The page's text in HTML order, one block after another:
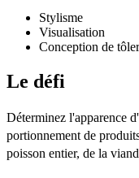
Stylisme
Visualisation
Conception de
Le défi
Déterminez l'apparence
portionnement de
poisson entier, de la